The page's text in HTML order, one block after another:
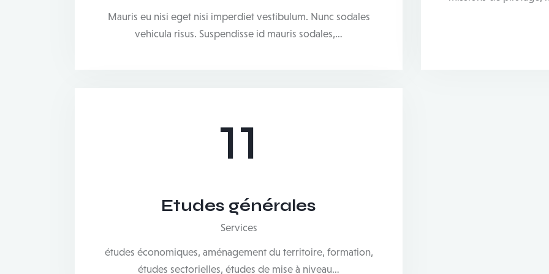
Mauris eu nisi eget nisi imperdiet vestibulum. Nunc sodales
vehicula risus. Suspendisse id mauris sodales,…
11
Etudes générales
Services
études économiques, aménagement du territoire, formation,
études sectorielles, études de mise à niveau…